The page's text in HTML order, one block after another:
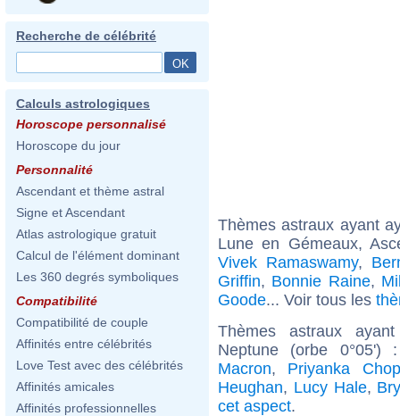
Recherche de célébrité
Calculs astrologiques
Horoscope personnalisé
Horoscope du jour
Personnalité
Ascendant et thème astral
Signe et Ascendant
Atlas astrologique gratuit
Calcul de l'élément dominant
Les 360 degrés symboliques
Compatibilité
Compatibilité de couple
Affinités entre célébrités
Love Test avec des célébrités
Affinités amicales
Affinités professionnelles
Thèmes astraux ayant
Lune en Gémeaux,
Vivek Ramaswamy,
Griffin, Bonnie Raine,
Goode... Voir tous les
Thèmes astraux
Neptune (orbe
Macron, Priyanka
Heughan, Lucy Hale,
cet aspect.